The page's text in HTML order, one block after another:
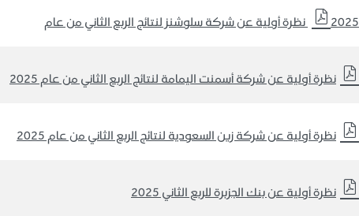
2025 نظرة أولية عن شركة سلوشنز لنتائج الربع الثاني من عام
نظرة أولية عن شركة أسمنت اليمامة لنتائج الربع الثاني من عام 2025
نظرة أولية عن شركة زين السعودية لنتائج الربع الثاني من عام 2025
نظرة أولية عن بنك الجزبرة للربع الثاني 2025